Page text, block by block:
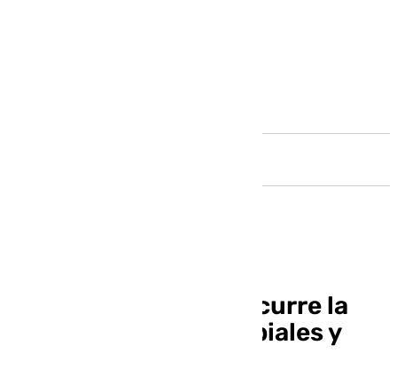
Jennifer Hermoso recurre la
sentencia contra Rubiales y